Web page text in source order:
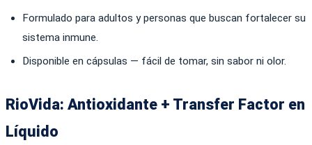
Formulado para adultos y personas que buscan fortalecer su
sistema inmune.
Disponible en cápsulas — fácil de tomar, sin sabor ni olor.
RioVida: Antioxidante + Transfer Factor en
Líquido